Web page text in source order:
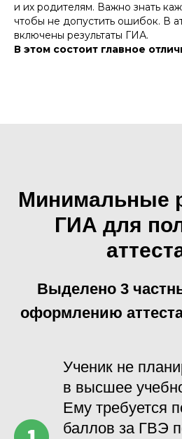
и их родителям. Важно знать
чтобы не допустить ошибок. В
включены результаты ГИА.
В этом состоит главное
Минимальные
ГИА для
Выделено 3
оформлению
Ученик не
в высшее
Ему требуется
баллов за ГВЭ